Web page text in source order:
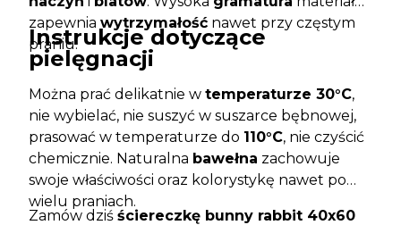
zapewnia wytrzymałość nawet przy częstym
praniu.
Instrukcje dotyczące
pielęgnacji
Można prać delikatnie w temperaturze 30°C,
nie wybielać, nie suszyć w suszarce bębnowej,
prasować w temperaturze do 110°C, nie czyścić
chemicznie. Naturalna bawełna zachowuje
swoje właściwości oraz kolorystykę nawet po
wielu praniach.
Zamów dziś ściereczkę bunny rabbit 40x60